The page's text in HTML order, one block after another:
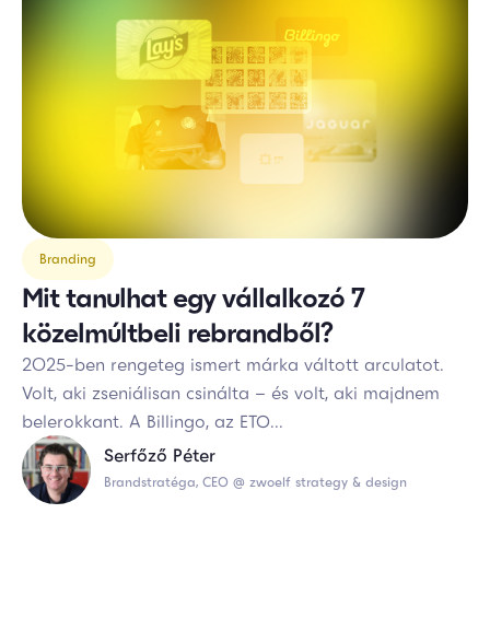
Branding
Mit tanulhat egy vállalkozó 7
közelmúltbeli rebrandből?
2025-ben rengeteg ismert márka váltott arculatot.
Volt, aki zseniálisan csinálta – és volt, aki majdnem
belerokkant. A Billingo, az ETO...
Serfőző Péter
Brandstratéga, CEO @ zwoelf strategy & design